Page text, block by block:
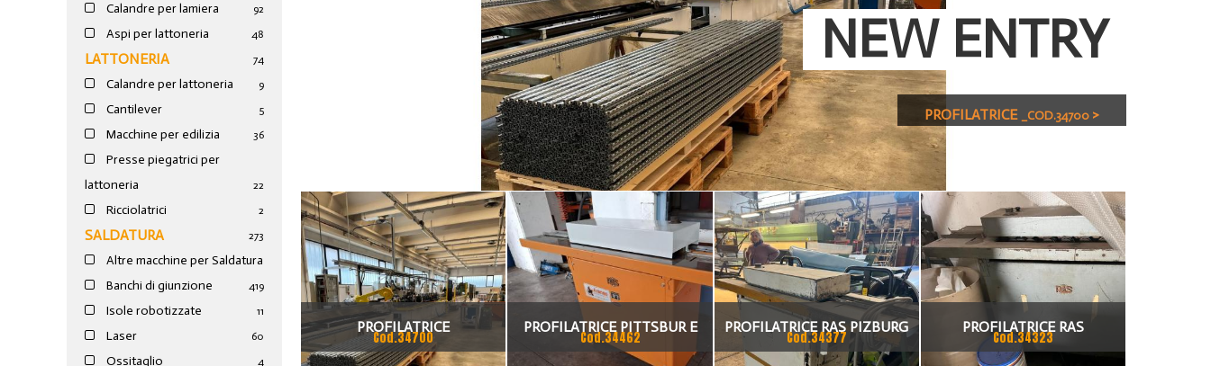
Calandre per lamiera 92
Aspi per lattoneria 48
LATTONERIA 74
Calandre per lattoneria 9
Cantilever 5
Macchine per edilizia 36
Presse piegatrici per
lattoneria
22
Ricciolatrici 2
SALDATURA 273
Altre macchine per Saldatura
19
Banchi di giunzione 4
Isole robotizzate 11
Laser 60
Ossitaglio 4
NEW ENTRY
PROFILATRICE _COD.34700 >
PROFILATRICE
Cod.34700
PROFILATRICE PITTSBUR E
BORDATRICE RAS
Cod.34462
PROFILATRICE RAS PIZBURG
Cod.34377
PROFILATRICE RAS
Cod.34323